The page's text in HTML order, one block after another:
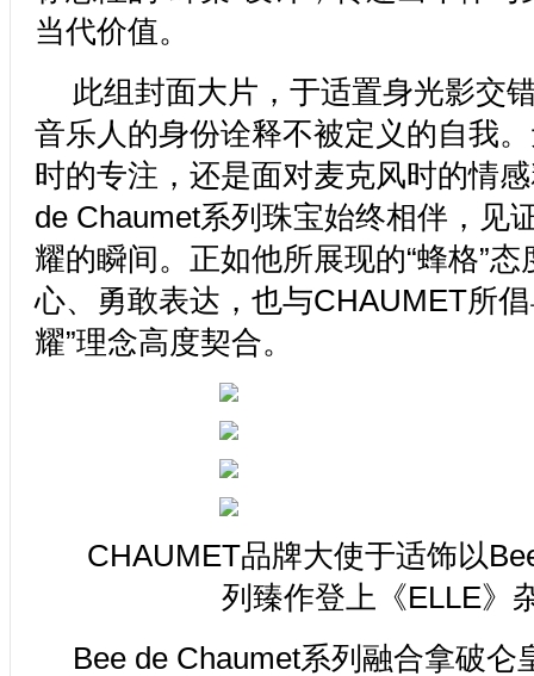
当代价值。
此组封面大片，于适置身光影交
音乐人的身份诠释不被定义的自我
时的专注，还是面对麦克风时的情
de Chaumet系列珠宝始终相伴，见
耀的瞬间。正如他所展现的“蜂格”
心、勇敢表达，也与CHAUMET所
耀”理念高度契合。
CHAUMET品牌大使于适饰以
列臻作登上《ELLE》
Bee de Chaumet系列融合拿破仑